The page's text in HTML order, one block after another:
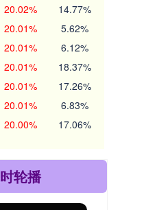
20.02% 14.77%
20.01% 5.62%
20.01% 6.12%
20.01% 18.37%
20.01% 17.26%
20.01% 6.83%
20.00% 17.06%
轮播